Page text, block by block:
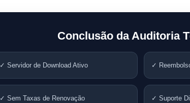
Conclusão da Auditoria
✓ Servidor de Download Ativo ✓
✓ Sem Taxas de Renovação ✓ Suporte